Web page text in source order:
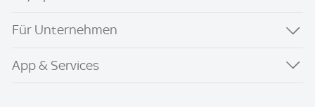
Für Unternehmen
App & Services